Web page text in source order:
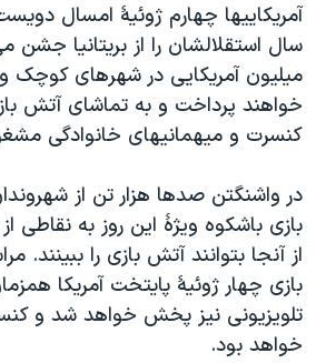
گالری عکس
آرشیو پخش زنده
اعتراضات زن، زندگی، آزادی
مجموعه مستندهای دادخواهی
تریبونال مردمی آبان ۹۸
دادگاه حمید نوری
قانون شفافیت دارائی کادر رهبری ایران
اعتراضات مردمی آبان ۹۸
اسرائیل در جنگ
نرگس محمدی برنده جایزه نوبل صلح
آمریکاییها چهارم ژوئیۀ امسال
سال استقلالشان را از بریتانیا جشن
میلیون آمریکایی در شهرهای کوچک و
خواهند پرداخت و به تماشای آتش
کنسرت و میهمانیهای خانوادگی
در واشنگتن صدها هزار تن از
بازی باشکوه ویژۀ این روز به نقاطی
از آنجا بتوانند آتش بازی را ببینند.
بازی چهار ژوئیۀ پایتخت آمریکا
تلویزیونی نیز پخش خواهد شد و
خواهد بود.